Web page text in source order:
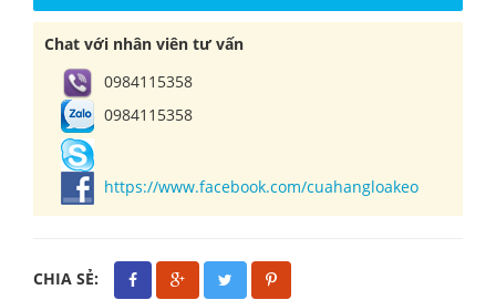
Chat với nhân viên tư vấn
0984115358
0984115358
https://www.facebook.com/cuahangloakeo
CHIA SẺ: